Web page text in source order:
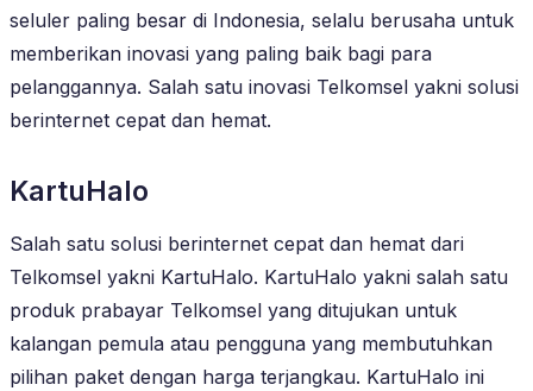
seluler paling besar di Indonesia, selalu berusaha untuk
memberikan inovasi yang paling baik bagi para
pelanggannya. Salah satu inovasi Telkomsel yakni solusi
berinternet cepat dan hemat.
KartuHalo
Salah satu solusi berinternet cepat dan hemat dari
Telkomsel yakni KartuHalo. KartuHalo yakni salah satu
produk prabayar Telkomsel yang ditujukan untuk
kalangan pemula atau pengguna yang membutuhkan
pilihan paket dengan harga terjangkau. KartuHalo ini